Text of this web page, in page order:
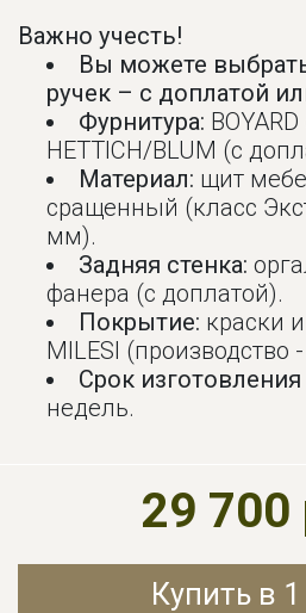
Важно учесть!
Вы можете
ручек – с доплатой
Фурнитура:
HETTICH/BLUM (с
Материал: щит
сращенный (класс
мм).
Задняя стенка:
фанера (с доплатой).
Покрытие: краски
MILESI (производство
Срок
недель.
Купить в
29 700